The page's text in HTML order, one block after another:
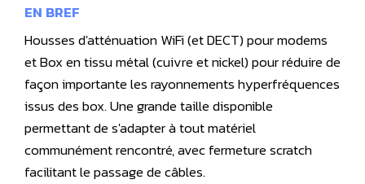
EN BREF
Housses d'atténuation WiFi (et DECT) pour modems
et Box en tissu métal (cuivre et nickel) pour réduire de
façon importante les rayonnements hyperfréquences
issus des box. Une grande taille disponible
permettant de s'adapter à tout matériel
communément rencontré, avec fermeture scratch
facilitant le passage de câbles.